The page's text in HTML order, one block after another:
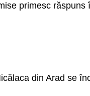
primesc răspuns
din Arad se